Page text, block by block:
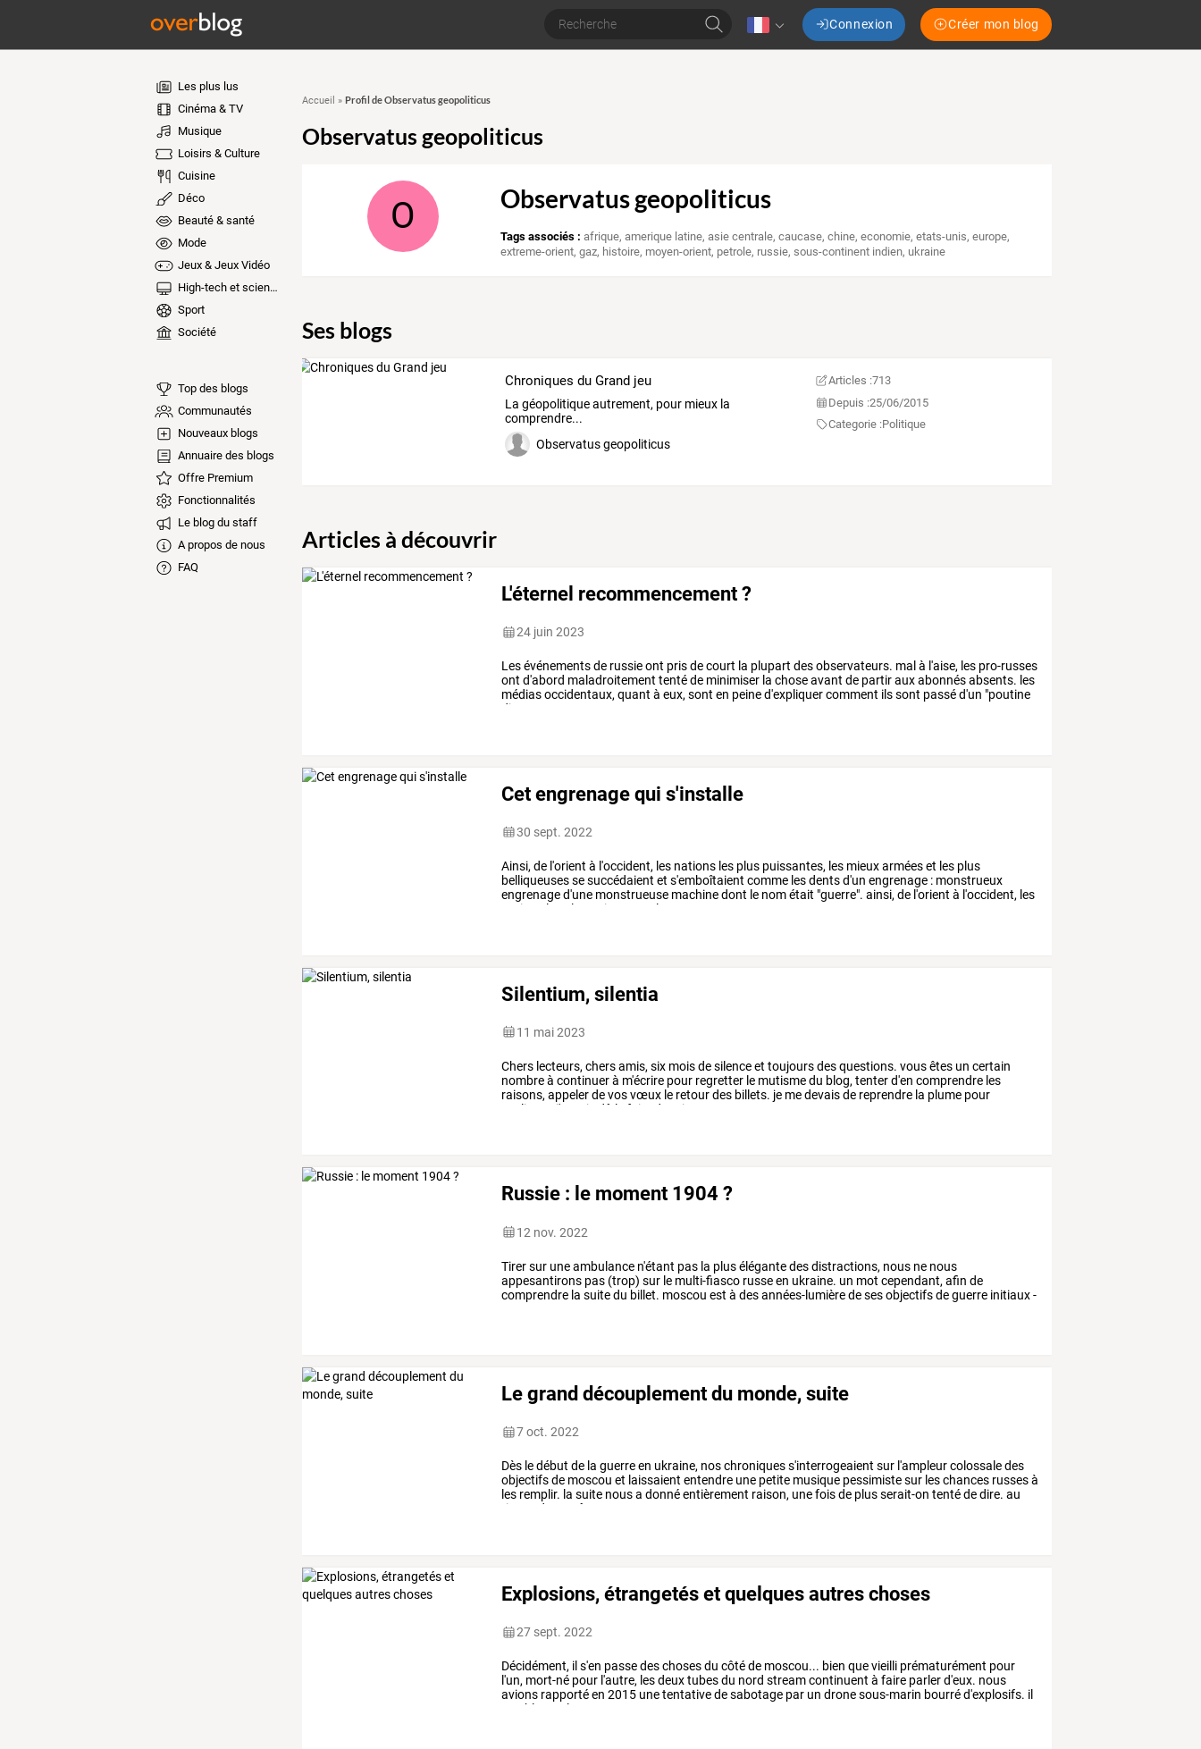
Connexion Créer mon blog
Les plus lus
Cinéma & TV
Musique
Loisirs & Culture
Cuisine
Déco
Beauté & santé
Mode
Jeux & Jeux Vidéo
High-tech et sciences
Sport
Société
Top des blogs
Communautés
Nouveaux blogs
Annuaire des blogs
Offre Premium
Fonctionnalités
Le blog du staff
A propos de nous
FAQ
Accueil » Profil de Observatus geopoliticus
Observatus geopoliticus
O Observatus geopoliticus
Tags associés : afrique,amerique latine,asie centrale,caucase,chine,economie,etats-unis,europe,
extreme-orient,gaz, histoire, moyen-orient, petrole, russie,sous-continent indien, ukraine
Ses blogs
Chroniques du Grand jeu
La géopolitique autrement, pour mieux la
comprendre...
Observatus geopoliticus
Articles :713
Depuis :25/06/2015
Categorie :Politique
Articles à découvrir
L'éternel recommencement ?
24 juin 2023
Lesévénementsde russieont prisdecourt la plupart desobservateurs. mal à l'aise, les pro-russes
ont d'abord maladroitement tentéde minimiser la choseavant de partirauxabonnésabsents. les
médiasoccidentaux, quant à eux, sont en peined'expliquercomment ilssont passéd'un "poutine
dictateur
Cet engrenage qui s'installe
30 sept. 2022
Ainsi, de l'orient à l'occident, les nations les plus puissantes, les mieuxarméeset les plus
belliqueusessesuccédaient et s'emboîtaient comme lesdentsd'un engrenage : monstrueux
engrenaged'une monstrueuse machinedont le nométait "guerre". ainsi, de l'orient à l'occident, les
nations
les plus puissantes, les
Silentium, silentia
11 mai 2023
Chers lecteurs, chersamis, six moisdesilenceet toujoursdesquestions. vousêtes un certain
nombreà continuerà m'écrire pour regretter le mutismedu blog, tenterd'en comprendre les
raisons, appelerdevosvœux le retourdes billets. je medevaisde reprendre la plume pour
expliquer,
j'aurais dû le faire depuis
Russie : le moment 1904 ?
12 nov. 2022
Tirersur uneambulance n'étant pas la plusélégantedesdistractions, nous ne nous
appesantirons pas (trop) sur le multi-fiasco russeen ukraine. un mot cependant, afin de
comprendre la suitedu billet. moscou est à desannées-lumièredesesobjectifsdeguerre initiaux-
Le grand découplement du monde, suite
7 oct. 2022
Dès ledébut de la guerreen ukraine, noschroniquess'interrogeaient sur l'ampleurcolossaledes
objectifsde moscou et laissaient entendre une petite musique pessimistesur leschances russesà
les remplir. la suite nousa donnéentièrement raison, unefoisde plusserait-on tentédedire. au
risque
de paraître
Explosions, étrangetés et quelques autres choses
27 sept. 2022
Décidément, il s'en passedeschosesdu côtéde moscou... bien quevieilli prématurément pour
l'un, mort-né pour l'autre, lesdeuxtubesdu nord streamcontinuent à faire parlerd'eux. nous
avions rapportéen 2015 unetentativedesabotage par un dronesous-marin bourréd'explosifs. il
semble
les